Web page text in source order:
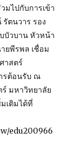
ไปกับการเข้า
รัตนวาร รอง
บัวบาน หัวหน้า
ยพีรพล เชื่อม
าสตร์
รต้อนรับ ณ
ร์ มหาวิทยาลัย
เติมได้ที่
edu200966